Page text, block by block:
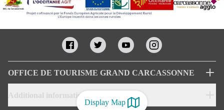
Display Map
OFFICE DE TOURISME GRAND CARCASSONNE
Additional informations